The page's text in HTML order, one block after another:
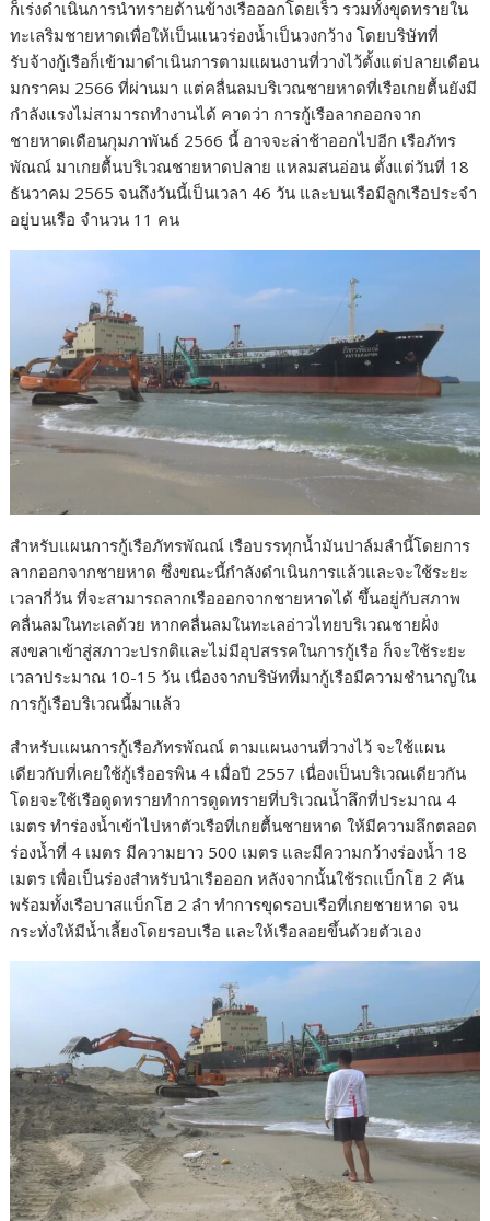
ก็เร่งดำเนินการนำทรายด้านข้างเรือออกโดยเร็ว รวมทั้งขุดทรายใน
ทะเลริมชายหาดเพื่อให้เป็นแนวร่องน้ำเป็นวงกว้าง โดยบริษัทที่
รับจ้างกู้เรือก็เข้ามาดำเนินการตามแผนงานที่วางไว้ตั้งแต่ปลายเดือน
มกราคม 2566 ที่ผ่านมา แต่คลื่นลมบริเวณชายหาดที่เรือเกยตื้นยังมี
กำลังแรงไม่สามารถทำงานได้ คาดว่า การกู้เรือลากออกจาก
ชายหาดเดือนกุมภาพันธ์ 2566 นี้ อาจจะล่าช้าออกไปอีก เรือภัทร
พัณณ์ มาเกยตื้นบริเวณชายหาดปลาย แหลมสนอ่อน ตั้งแต่วันที่ 18
ธันวาคม 2565 จนถึงวันนี้เป็นเวลา 46 วัน และบนเรือมีลูกเรือประจำ
อยู่บนเรือ จำนวน 11 คน
สำหรับแผนการกู้เรือภัทรพัณณ์ เรือบรรทุกน้ำมันปาล์มลำนี้โดยการ
ลากออกจากชายหาด ซึ่งขณะนี้กำลังดำเนินการแล้วและจะใช้ระยะ
เวลากี่วัน ที่จะสามารถลากเรือออกจากชายหาดได้ ขึ้นอยู่กับสภาพ
คลื่นลมในทะเลด้วย หากคลื่นลมในทะเลอ่าวไทยบริเวณชายฝั่ง
สงขลาเข้าสู่สภาวะปรกติและไม่มีอุปสรรคในการกู้เรือ ก็จะใช้ระยะ
เวลาประมาณ 10-15 วัน เนื่องจากบริษัทที่มากู้เรือมีความชำนาญใน
การกู้เรือบริเวณนี้มาแล้ว
สำหรับแผนการกู้เรือภัทรพัณณ์ ตามแผนงานที่วางไว้ จะใช้แผน
เดียวกับที่เคยใช้กู้เรืออรพิน 4 เมื่อปี 2557 เนื่องเป็นบริเวณเดียวกัน
โดยจะใช้เรือดูดทรายทำการดูดทรายที่บริเวณน้ำลึกที่ประมาณ 4
เมตร ทำร่องน้ำเข้าไปหาตัวเรือที่เกยตื้นชายหาด ให้มีความลึกตลอด
ร่องน้ำที่ 4 เมตร มีความยาว 500 เมตร และมีความกว้างร่องน้ำ 18
เมตร เพื่อเป็นร่องสำหรับนำเรือออก หลังจากนั้นใช้รถแบ็กโฮ 2 คัน
พร้อมทั้งเรือบาสแบ็กโฮ 2 ลำ ทำการขุดรอบเรือที่เกยชายหาด จน
กระทั่งให้มีน้ำเลี้ยงโดยรอบเรือ และให้เรือลอยขึ้นด้วยตัวเอง